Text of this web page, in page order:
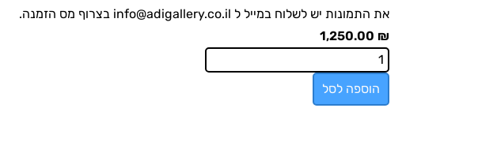
את התמונות יש לשלוח במייל ל info@adigallery.co.il בצרוף מס הזמנה.
1,250.00 ₪
הוספה לסל